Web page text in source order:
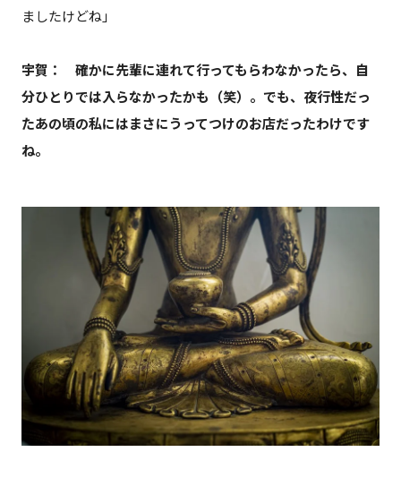
ましたけどね」
宇賀： 確かに先輩に連れて行ってもらわなかったら、自
分ひとりでは入らなかったかも（笑）。でも、夜行性だっ
たあの頃の私にはまさにうってつけのお店だったわけです
ね。